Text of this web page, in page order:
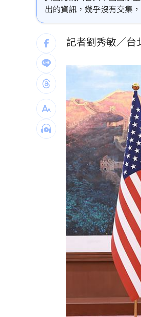
楊紫瓊喜迎64歲
乳癌術後腫成「大
白海豚颱風影響
不滿BLACKPINK
台灣彩券開獎直播
LIVE三立+24小時
三立iNEWS新聞台
商場戰國來臨 台
台彩父親節推新刮
「拍片人的多重宇
8國球員齊聚高
理想混蛋號召粉絲
出的資訊，幾乎沒有交集
證交所領頭跳水，相關市
記者劉秀敏／台